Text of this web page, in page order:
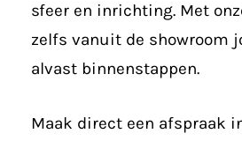
sfeer en inrichting. Met
zelfs vanuit de showroom
alvast binnenstappen.
Maak direct een afspraak